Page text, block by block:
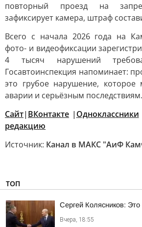
повторный проезд на
зафиксирует камера, штраф
Всего с начала 2026 года на
фото- и видеофиксации
4 тысяч нарушений
Госавтоинспекция напоминает:
это грубое нарушение, которое
аварии и серьёзным последствиям.
Сайт| ВКонтакте | Одноклассники
редакцию
Источник: Канал в МАКС "АиФ
ТОП
Сергей Колясников:
Вчера, 18:55